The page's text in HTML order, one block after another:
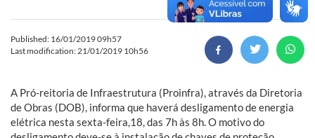
Published: 16/01/2019 09h57
Last modification: 21/01/2019 10h56
A Pró-reitoria de Infraestrutura (Proinfra), através da Diretoria
de Obras (DOB), informa que haverá desligamento de energia
elétrica nesta sexta-feira,18, das 7h às 8h. O motivo do